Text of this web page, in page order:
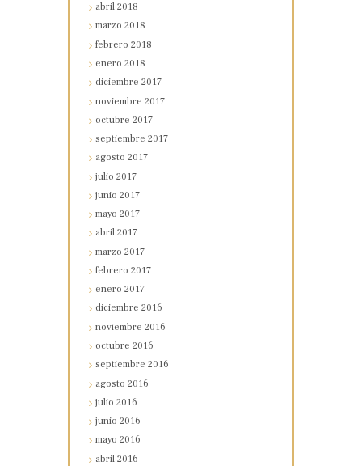
abril2018
marzo2018
febrero2018
enero2018
diciembre2017
noviembre2017
octubre2017
septiembre2017
agosto2017
julio2017
junio2017
mayo2017
abril2017
marzo2017
febrero2017
enero2017
diciembre2016
noviembre2016
octubre2016
septiembre2016
agosto2016
julio2016
junio2016
mayo2016
abril2016